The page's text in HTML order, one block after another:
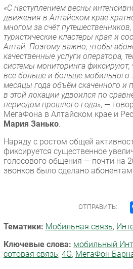
РАЗДЕЛЫ
Новости
Аналитика
Интервью
Мероприятия
Проекты
IT класс
Тестовый стенд
Каталог компаний
«С наступлением весны
движения в Алтайском крае
многом за счёт
туристические кластеры края и
Алтай. Поэтому важно, чтобы
качественные услуги оператора,
системы мониторинга фиксируют,
все больше и больше мобильного
месяцы года объём скаченного и
в этой локации удвоился по
периодом прошлого года», —
МегаФона в Алтайском крае и
Мария Занько.
Наряду с ростом общей
фиксируется существенное
голосового общения — почти на
звонков было сделано
ОТПРАВИТЬ:
Тематики: Мобильная связь,
Ключевые слова: мобильный
сотовая связь, 4G, МегаФон